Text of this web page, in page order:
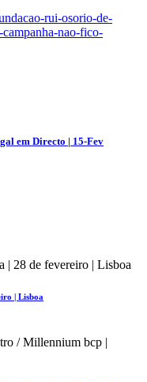
rui-osorio-de-
campanha-nao-fico-
em Directo | 15-Fev
| Lisboa